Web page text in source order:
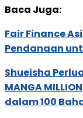
Baca Juga:
Fair Finance
Pendanaan
Shueisha
MANGA
dalam 100